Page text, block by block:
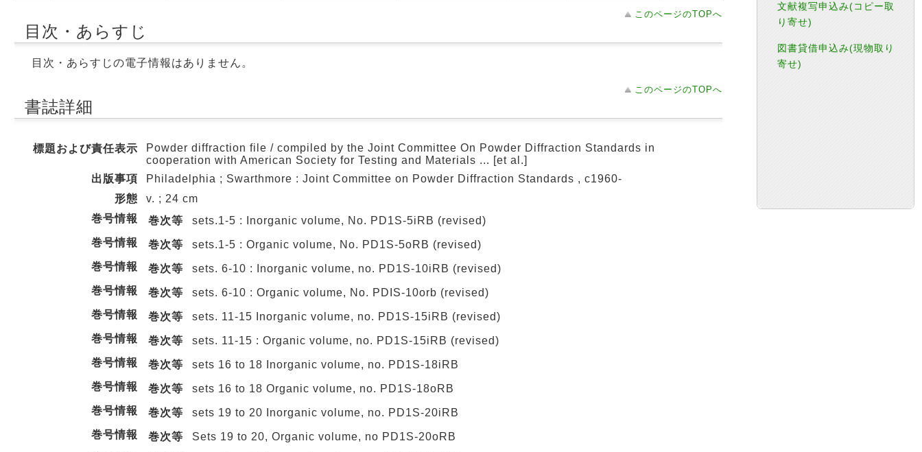
このページのTOPへ
目次・あらすじ
目次・あらすじの電子情報はありません。
このページのTOPへ
書誌詳細
標題および責任表示
Powder diffraction file / compiled by the Joint Committee On Powder Diffraction Standards in
cooperation with American Society for Testing and Materials ... [et al.]
出版事項
Philadelphia ; Swarthmore : Joint Committee on Powder Diffraction Standards , c1960-
形態
v. ; 24 cm
巻号情報
巻次等
sets.1-5 : Inorganic volume, No. PD1S-5iRB (revised)
巻号情報
巻次等
sets.1-5 : Organic volume, No. PD1S-5oRB (revised)
巻号情報
巻次等
sets. 6-10 : Inorganic volume, no. PD1S-10iRB (revised)
巻号情報
巻次等
sets. 6-10 : Organic volume, No. PDIS-10orb (revised)
巻号情報
巻次等
sets. 11-15 Inorganic volume, no. PD1S-15iRB (revised)
巻号情報
巻次等
sets. 11-15 : Organic volume, no. PD1S-15iRB (revised)
巻号情報
巻次等
sets 16 to 18 Inorganic volume, no. PD1S-18iRB
巻号情報
巻次等
sets 16 to 18 Organic volume, no. PD1S-18oRB
巻号情報
巻次等
sets 19 to 20 Inorganic volume, no. PD1S-20iRB
巻号情報
巻次等
Sets 19 to 20, Organic volume, no PD1S-20oRB
文献複写申込み(コピー取
り寄せ)
図書貸借申込み(現物取り
寄せ)